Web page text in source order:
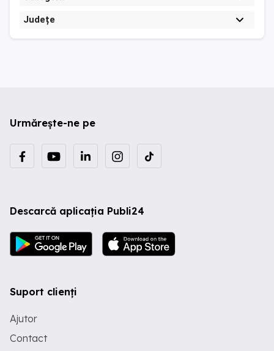
Județe
Urmărește-ne pe
Descarcă aplicația Publi24
Suport clienți
Ajutor
Contact